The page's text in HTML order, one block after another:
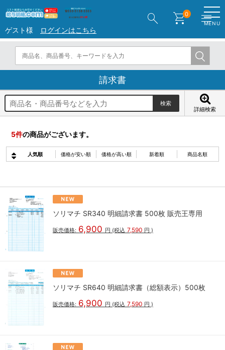
ゲスト様 ログインはこちら
MENU
search shopping_cart0 menu
請求書
詳細検索
5件の商品がございます。
人気順 価格が安い順 価格が高い順 新着順 商品名順
ソリマチ SR340 明細請求書 500枚 販売王専用
販売価格: 6,900 円 (税込 7,590 円 )
ソリマチ SR640 明細請求書（総額表示）500枚
販売価格: 6,900 円 (税込 7,590 円 )